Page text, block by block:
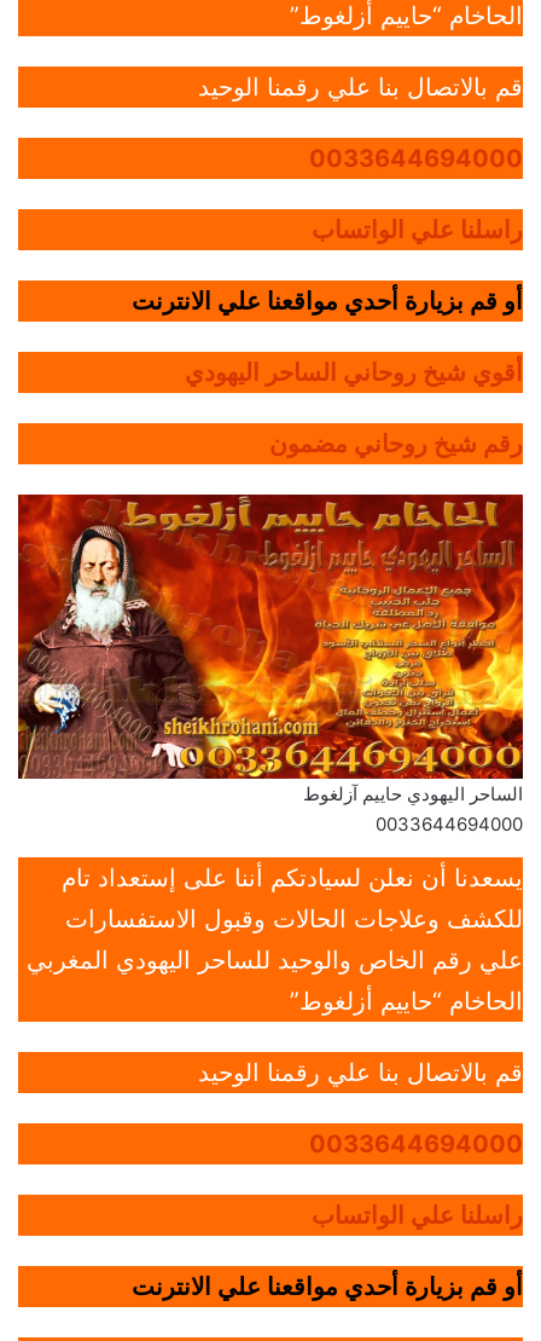
الحاخام “حاييم أزلغوط”
قم بالاتصال بنا علي رقمنا الوحيد
0033644694000
راسلنا علي الواتساب
أو قم بزيارة أحدي مواقعنا علي الانترنت
أقوي شيخ روحاني الساحر اليهودي
رقم شيخ روحاني مضمون
الساحر اليهودي حاييم آزلغوط
0033644694000
يسعدنا أن نعلن لسيادتكم أننا على إستعداد تام
للكشف وعلاجات الحالات وقبول الاستفسارات
علي رقم الخاص والوحيد للساحر اليهودي المغربي
الحاخام “حاييم أزلغوط”
قم بالاتصال بنا علي رقمنا الوحيد
0033644694000
راسلنا علي الواتساب
أو قم بزيارة أحدي مواقعنا علي الانترنت